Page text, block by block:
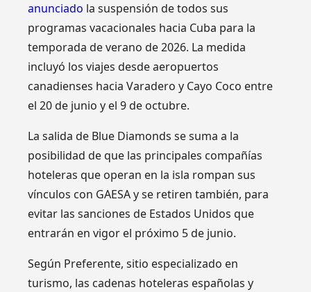
anunciado la suspensión de todos sus
programas vacacionales hacia Cuba para la
temporada de verano de 2026. La medida
incluyó los viajes desde aeropuertos
canadienses hacia Varadero y Cayo Coco entre
el 20 de junio y el 9 de octubre.
La salida de Blue Diamonds se suma a la
posibilidad de que las principales compañías
hoteleras que operan en la isla rompan sus
vínculos con GAESA y se retiren también, para
evitar las sanciones de Estados Unidos que
entrarán en vigor el próximo 5 de junio.
Según Preferente, sitio especializado en
turismo, las cadenas hoteleras españolas y